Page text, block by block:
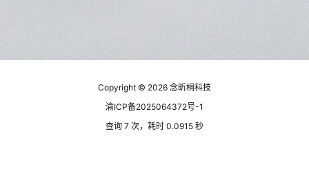
Copyright © 2026 念昕桐科技
渝ICP备2025064372号-1
查询 7 次，耗时 0.0915 秒